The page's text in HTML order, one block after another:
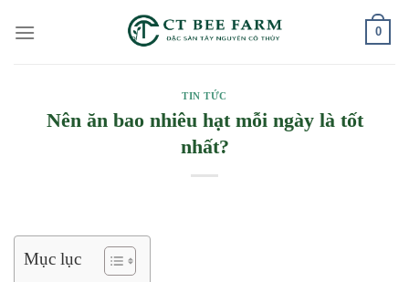
0
TIN TỨC
Nên ăn bao nhiêu hạt mỗi ngày là tốt
nhất?
Mục lục